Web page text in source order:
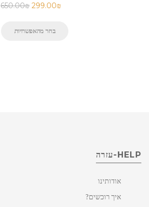
650.00₪ 299.00₪
בחר מהאפשרויות
HELP-עזרה
אודותינו
איך רוכשים?